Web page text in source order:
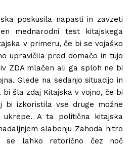
poskusila napasti in zavzeti
mednarodni test kitajskega
v primeru, če bi se vojaško
upravičila pred domačo in tujo
ZDA mlačen ali ga sploh ne bi
Glede na sedanjo situacijo in
šla zdaj Kitajska v vojno, če bi
bi izkoristila vse druge možne
ukrepe. A ta politična kitajska
slabenju Zahoda hitro
se lahko retorično čez noč